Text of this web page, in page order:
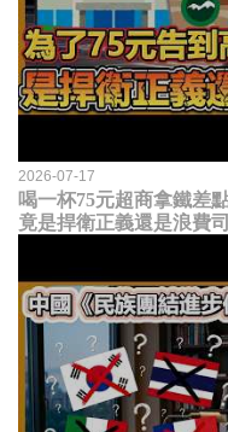
2026-07-17
喝一杯75元超商拿鐵差
竟是捍衛正義還是浪費